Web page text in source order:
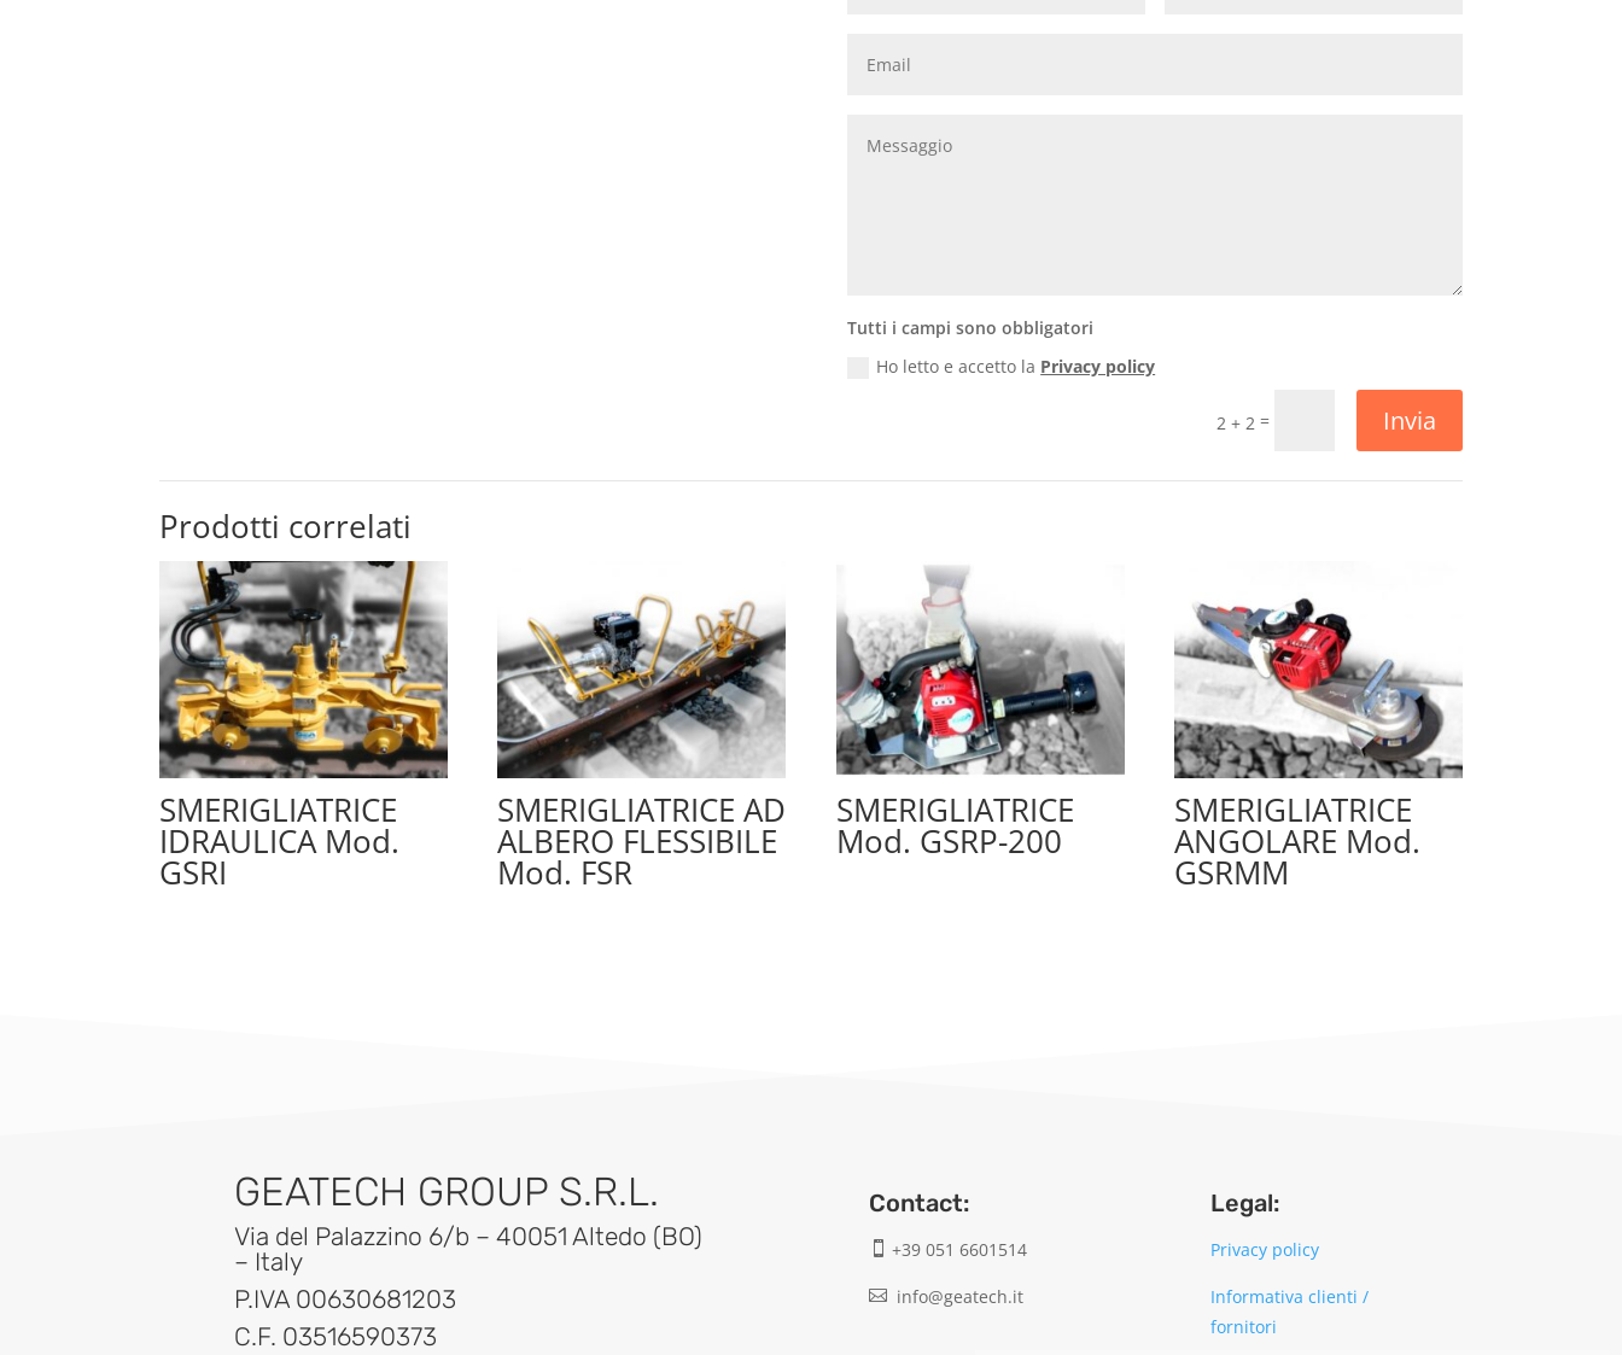
Tutti i campi sono obbligatori
Ho letto e accetto la Privacy policy
2 + 2 = Invia
Prodotti correlati
SMERIGLIATRICE
IDRAULICA Mod.
GSRI
SMERIGLIATRICE AD
ALBERO FLESSIBILE
Mod. FSR
SMERIGLIATRICE
Mod. GSRP-200
SMERIGLIATRICE
ANGOLARE Mod.
GSRMM
GEATECH GROUP S.R.L.
Via del Palazzino 6/b – 40051 Altedo (BO)
– Italy
P.IVA 00630681203
C.F. 03516590373
Contact:
 +39 051 6601514
 info@geatech.it
Legal:
Privacy policy
Informativa clienti /
fornitori